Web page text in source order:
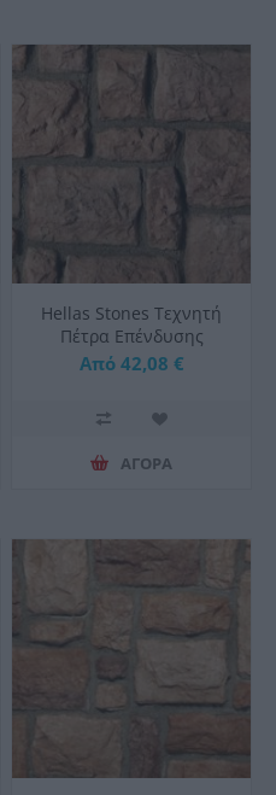
Hellas Stones Τεχνητή
Πέτρα Επένδυσης
Malvasia Brown &
Από 42,08 €
ΑΓΟΡΑ